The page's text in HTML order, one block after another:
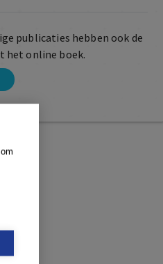
publicaties hebben ook de
het online boek.